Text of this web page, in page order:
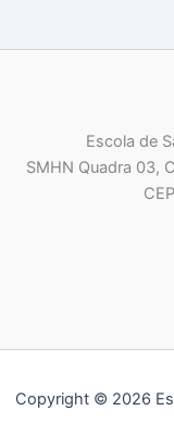
Escola de
SMHN Quadra 03,
Copyright © 2026